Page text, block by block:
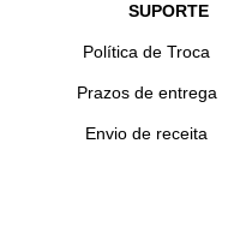
SUPORTE
Política de Troca
Prazos de entrega
Envio de receita